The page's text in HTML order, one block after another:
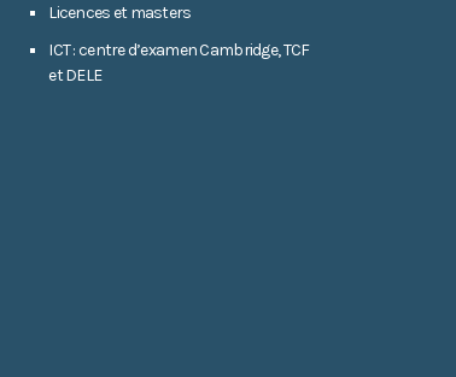
Licences et masters
ICT : centre d’examen Cambridge, TCF
et DELE